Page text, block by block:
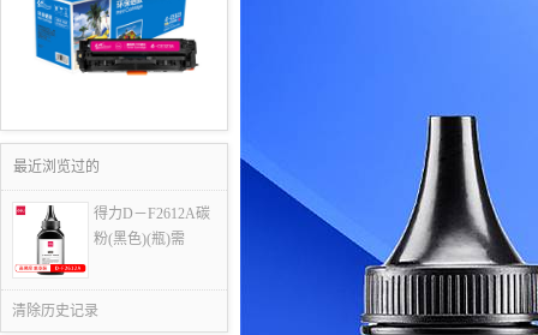
最近浏览过的
得力D－F2612A碳
粉(黑色)(瓶)需
清除历史记录